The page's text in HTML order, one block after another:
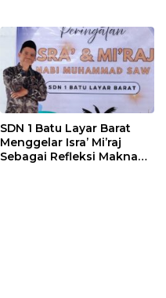
Quran
SDN 1 Batu Layar Barat
Menggelar Isra’ Mi’raj
Sebagai Refleksi Makna